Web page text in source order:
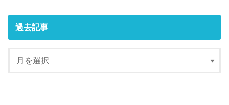
過去記事